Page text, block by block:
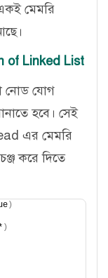
মেমরি
of Linked List
নোড যোগ
হবে। সেই
এর মেমরি
করে দিতে
)
)